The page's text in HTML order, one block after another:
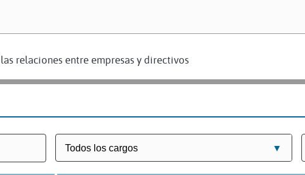
relaciones entre empresas y directivos